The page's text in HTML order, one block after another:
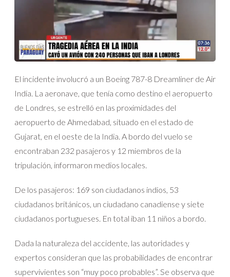
El incidente involucró a un Boeing 787-8 Dreamliner de Air
India. La aeronave, que tenía como destino el aeropuerto
de Londres, se estrelló en las proximidades del
aeropuerto de Ahmedabad, situado en el estado de
Gujarat, en el oeste de la India. A bordo del vuelo se
encontraban 232 pasajeros y 12 miembros de la
tripulación, informaron medios locales.
De los pasajeros: 169 son ciudadanos indios, 53
ciudadanos británicos, un ciudadano canadiense y siete
ciudadanos portugueses. En total iban 11 niños a bordo.
Dada la naturaleza del accidente, las autoridades y
expertos consideran que las probabilidades de encontrar
supervivientes son “muy poco probables”. Se observa que